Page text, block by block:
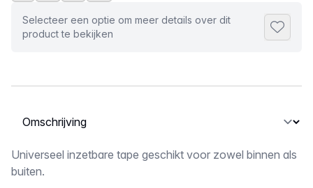
Selecteer een optie om meer details over dit
product te bekijken
Selecteer een tabblad
Omschrijving
Universeel inzetbare tape geschikt voor zowel binnen als
buiten.